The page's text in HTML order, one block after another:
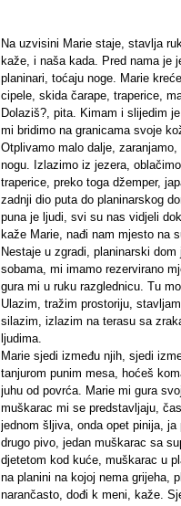
Na uzvisini Marie staje, stavlja
kaže, i naša kada. Pred nama je
planinari, toćaju noge. Marie
cipele, skida čarape, traperice,
Dolaziš?, pita. Kimam i slijedim
mi bridimo na granicama svoje
Otplivamo malo dalje,
nogu. Izlazimo iz jezera,
traperice, preko toga džemper,
zadnji dio puta do planinarskog
puna je ljudi, svi su nas vidjeli
kaže Marie, nađi nam mjesto na
Nestaje u zgradi, planinarski
sobama, mi imamo rezervirano
gura mi u ruku razglednicu. Tu
Ulazim, tražim prostoriju,
silazim, izlazim na terasu sa
ljudima.
Marie sjedi između njih, sjedi
tanjurom punim mesa, hoćeš
juhu od povrća. Marie mi gura
muškarac mi se predstavljaju,
jednom šljiva, onda opet pinija,
drugo pivo, jedan muškarac sa
djetetom kod kuće, muškarac u
na planini na kojoj nema grijeha,
narančasto, dođi k meni, kaže.